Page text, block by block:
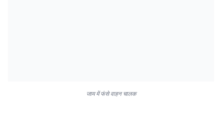
जाम में फंसे वाहन चालक